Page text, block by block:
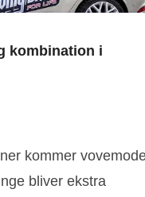
kombination i
kommer
bliver ekstra